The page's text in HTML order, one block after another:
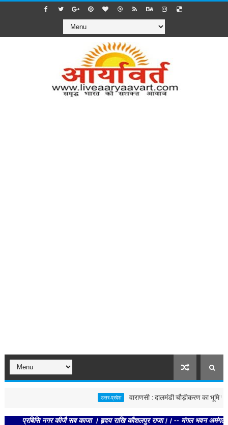
उत्तर-प्रदेश वाराणसी : दालमंडी चौड़ीकरण का भूमि पूजन,
प्रबिसि नगर कीजै सब काजा । हृदय राखि कौशलपुर राजा।। -- मंगल भवन अमंगल